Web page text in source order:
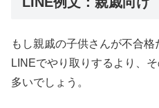
もし親戚の子供さんが不合
LINEでやり取りするより、
多いでしょう。